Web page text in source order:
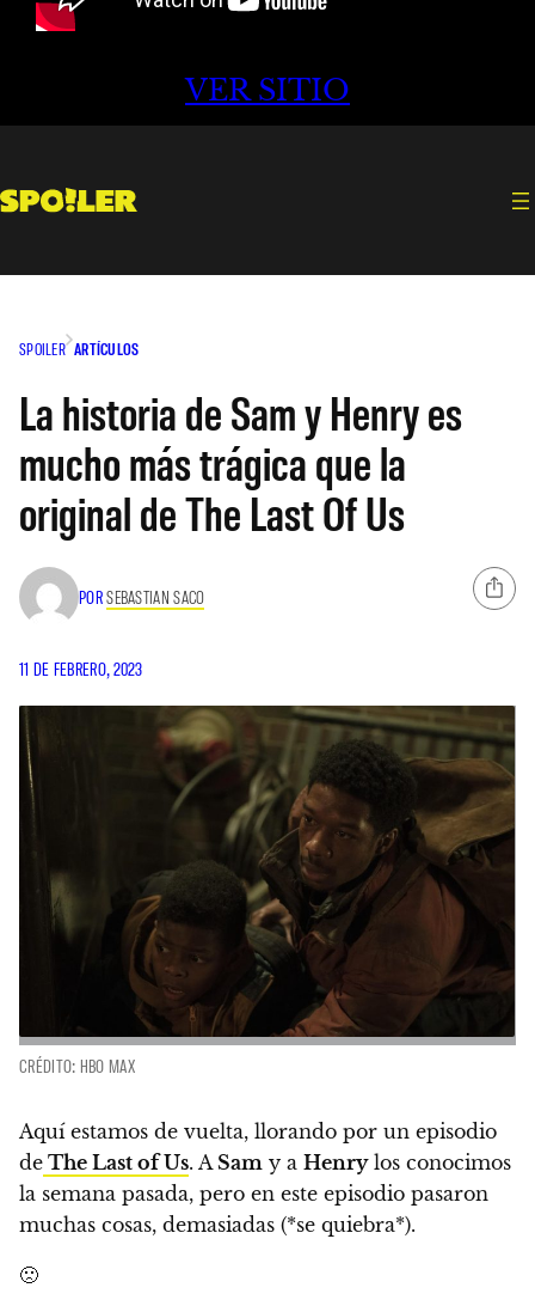
VER SITIO
SPOILER ARTÍCULOS
La historia de Sam y Henry es
mucho más trágica que la
original de The Last Of Us
PORSEBASTIAN SACO
11 DE FEBRERO, 2023
CRÉDITO: HBO MAX
Aquí estamos de vuelta, llorando por un episodio
de The Last of Us. A Sam y a Henrylos conocimos
la semana pasada, pero en este episodio pasaron
muchas cosas, demasiadas (*se quiebra*).
🙁